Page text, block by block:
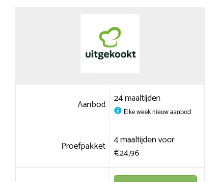
Aanbod 24 maaltijden
Elke week nieuw aanbod
Proefpakket 4 maaltijden voor
€24,96